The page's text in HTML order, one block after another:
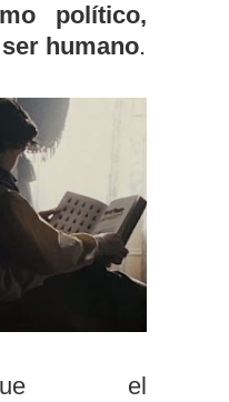
político,
humano.
el